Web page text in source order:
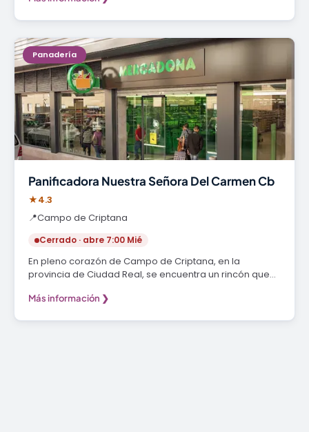
Panadería
Panificadora Nuestra Señora Del Carmen Cb
★4.3
📍Campo de Criptana
Cerrado · abre 7:00 Mié
En pleno corazón de Campo de Criptana, en la
provincia de Ciudad Real, se encuentra un rincón que…
Más información ❯